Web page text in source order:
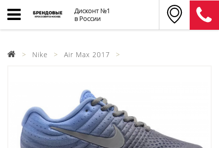
Дисконт №1
в России
Nike Air Max 2017